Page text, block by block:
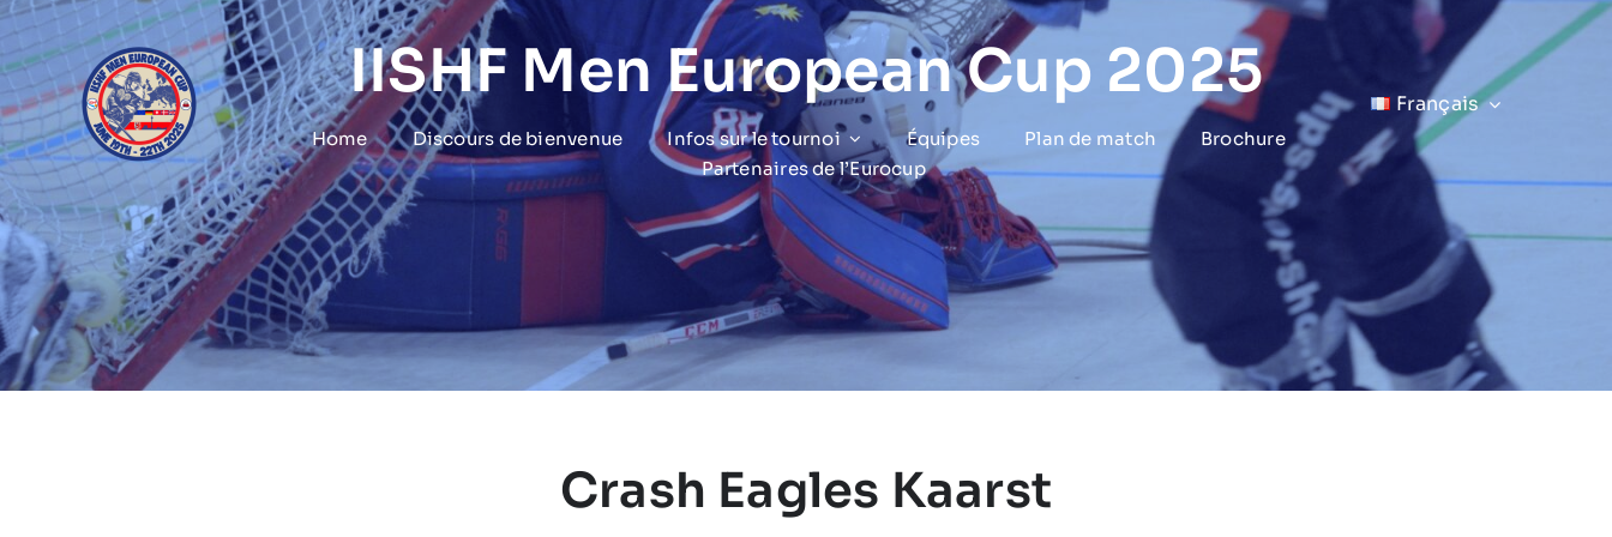
Skip
content
IISHF Men European Cup 2025
Home Discours de bienvenue Infos sur le tournoi Équipes Plan de match
Brochure
Partenaires de l’Eurocup
Français
Crash Eagles Kaarst